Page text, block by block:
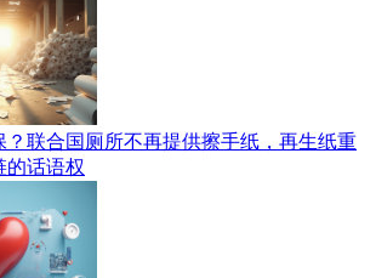
？联合国厕所不再提供擦手纸，再生纸重
的话语权